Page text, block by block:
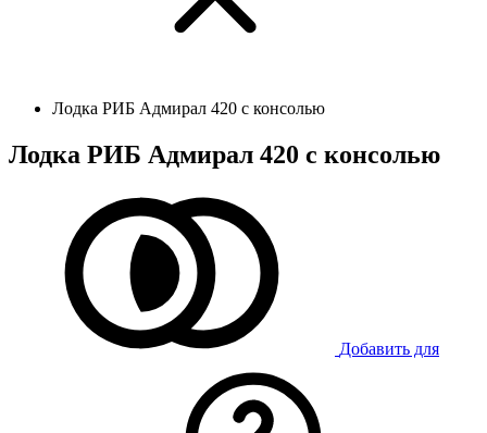
Лодка РИБ Адмирал 420 с консолью
Лодка РИБ Адмирал 420 с консолью
Добавить для